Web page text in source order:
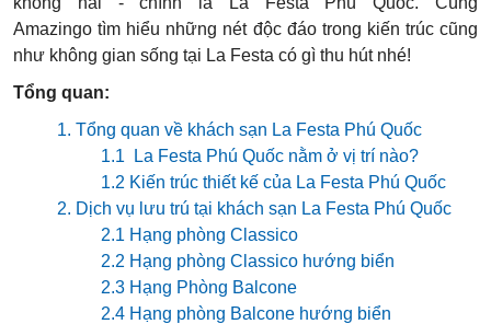
Amazingo tìm hiểu những nét độc đáo trong kiến trúc cũng
như không gian sống tại La Festa có gì thu hút nhé!
Tổng quan:
1. Tổng quan về khách sạn La Festa Phú Quốc
1.1 La Festa Phú Quốc nằm ở vị trí nào?
1.2 Kiến trúc thiết kế của La Festa Phú Quốc
2. Dịch vụ lưu trú tại khách sạn La Festa Phú Quốc
2.1 Hạng phòng Classico
2.2 Hạng phòng Classico hướng biển
2.3 Hạng Phòng Balcone
2.4 Hạng phòng Balcone hướng biển